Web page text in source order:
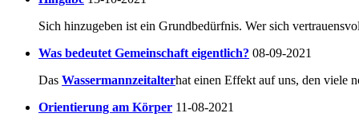
Sich hinzugeben ist ein Grundbedürfnis. Wer sich
Was bedeutet Gemeinschaft eigentlich? 08-09-2021
Das Wassermannzeitalterhat einen Effekt auf uns, den viele
Orientierung am Körper 11-08-2021